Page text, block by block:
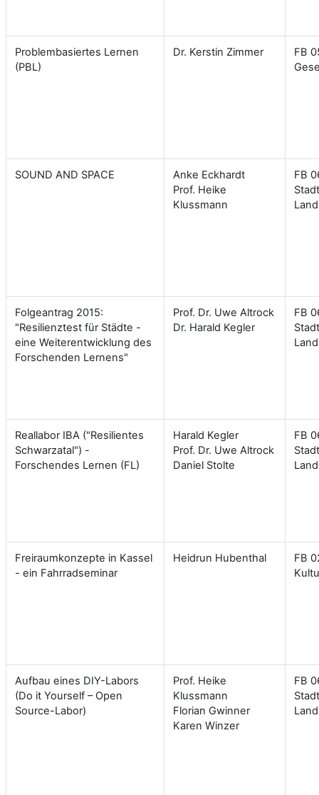
Problembasiertes Lernen
(PBL)
Dr. Kerstin Zimmer
FB
SOUND AND SPACE
Anke Eckhardt
Prof. Heike
Klussmann
FB
Folgeantrag 2015:
"Resilienztest für Städte -
eine Weiterentwicklung des
Forschenden Lernens"
Prof. Dr. Uwe Altrock
Dr. Harald Kegler
FB
Reallabor IBA ("Resilientes
Schwarzatal") -
Forschendes Lernen (FL)
Harald Kegler
Prof. Dr. Uwe Altrock
Daniel Stolte
FB
Freiraumkonzepte in Kassel
- ein Fahrradseminar
Heidrun Hubenthal
FB
Aufbau eines DIY-Labors
(Do it Yourself – Open
Source-Labor)
Prof. Heike
Klussmann
Florian Gwinner
Karen Winzer
FB